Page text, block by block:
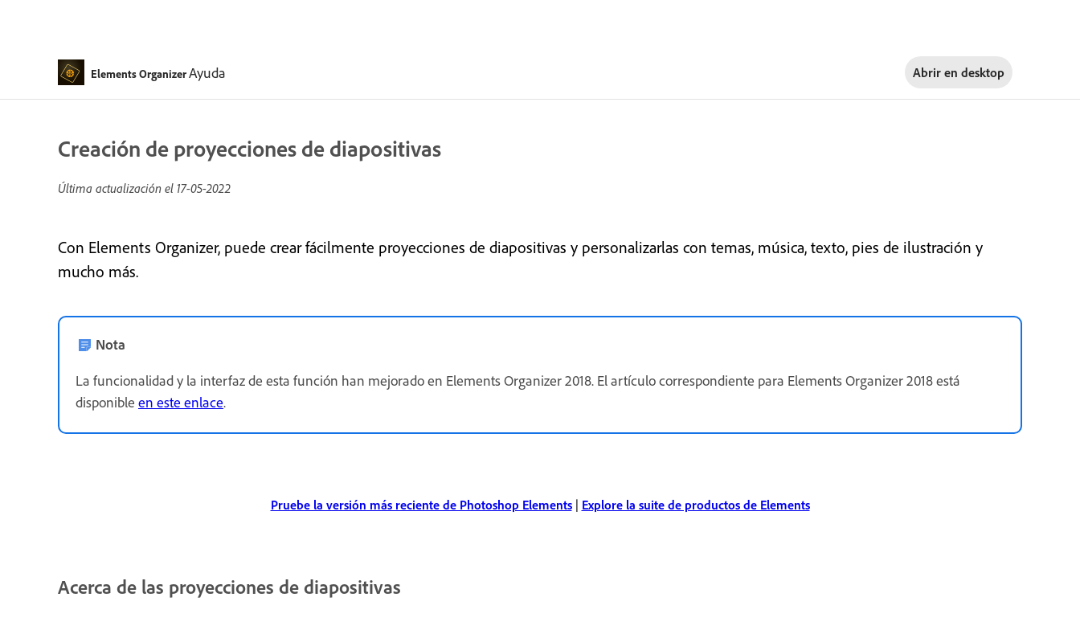
Elements OrganizerAyuda Abrir en desktop
Creación de proyecciones de diapositivas
Última actualización el 17-05-2022
Con Elements Organizer, puede crear fácilmente proyecciones de diapositivas y personalizarlas con temas, música, texto, pies de ilustración y
mucho más.
Nota
La funcionalidad y la interfaz de esta función han mejorado en Elements Organizer 2018. El artículo correspondiente para Elements Organizer 2018 está
disponible en este enlace.
Pruebe la versión más reciente de Photoshop Elements | Explore la suite de productos de Elements
Acerca de las proyecciones de diapositivas